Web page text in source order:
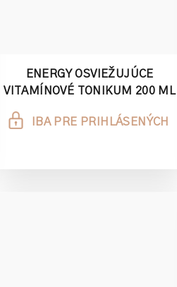
ENERGY OSVIEŽUJÚCE
VITAMÍNOVÉ TONIKUM 200 ML
IBA PRE PRIHLÁSENÝCH